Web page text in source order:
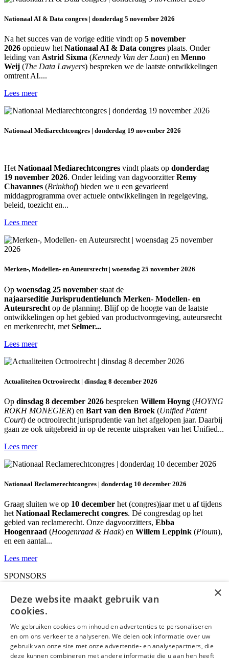
Nationaal AI & Data congres | donderdag 5 november 2026
Na het succes van de vorige editie vindt op 5 november
2026 opnieuw het Nationaal AI & Data congres plaats. Onder
leiding van Astrid Sixma (Kennedy Van der Laan) en Menno
Weij (The Data Lawyers) bespreken we de laatste ontwikkelingen
omtrent AI....
Lees meer
Nationaal Mediarechtcongres | donderdag 19 november 2026
Het Nationaal Mediarechtcongres vindt plaats op donderdag
19 november 2026. Onder leiding van dagvoorzitterRemy
Chavannes (Brinkhof) bieden we u een gevarieerd
middagprogramma over actuele ontwikkelingen in regelgeving,
beleid, toezicht en...
Lees meer
Merken-, Modellen- en Auteursrecht | woensdag 25 november 2026
Op woensdag 25 november staat de
najaarseditie Jurisprudentielunch Merken- Modellen- en
Auteursrecht op de planning. Blijf op de hoogte van de laatste
ontwikkelingen op het gebied van productvormgeving, auteursrecht
en merkenrecht, met Selmer...
Lees meer
Actualiteiten Octrooirecht | dinsdag 8 december 2026
Op dinsdag 8 december 2026 bespreken Willem Hoyng (HOYNG
ROKH MONEGIER) en Bart van den Broek (Unified Patent
Court) de octrooirecht jurisprudentie van het afgelopen jaar. Daarbij
gaan ze ook uitgebreid in op de recente uitspraken van het Unified...
Lees meer
Nationaal Reclamerechtcongres | donderdag 10 december 2026
Graag sluiten we op 10 december het (congres)jaar met u af tijdens
het Nationaal Reclamerecht congres. Dé congresdag op het
gebied van reclamerecht. Onze dagvoorzitters, Ebba
Hoogenraad (Hoogenraad & Haak) en Willem Leppink (Ploum),
en een aantal...
Lees meer
SPONSORS
IEFnl
RB
IT&R
LS&R
deLex
×
Deze website maakt gebruik van
cookies.
We gebruiken cookies om inhoud en advertenties te personaliseren
en om ons verkeer te analyseren. We delen ook informatie over uw
gebruik van onze site met onze advertentie- en analysepartners, die
deze kunnen combineren met andere informatie die u aan hen heeft